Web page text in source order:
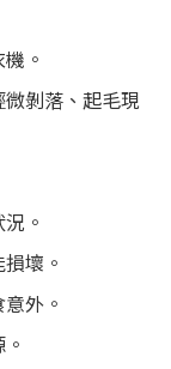
。
剝落、起毛現
。
壞。
外。